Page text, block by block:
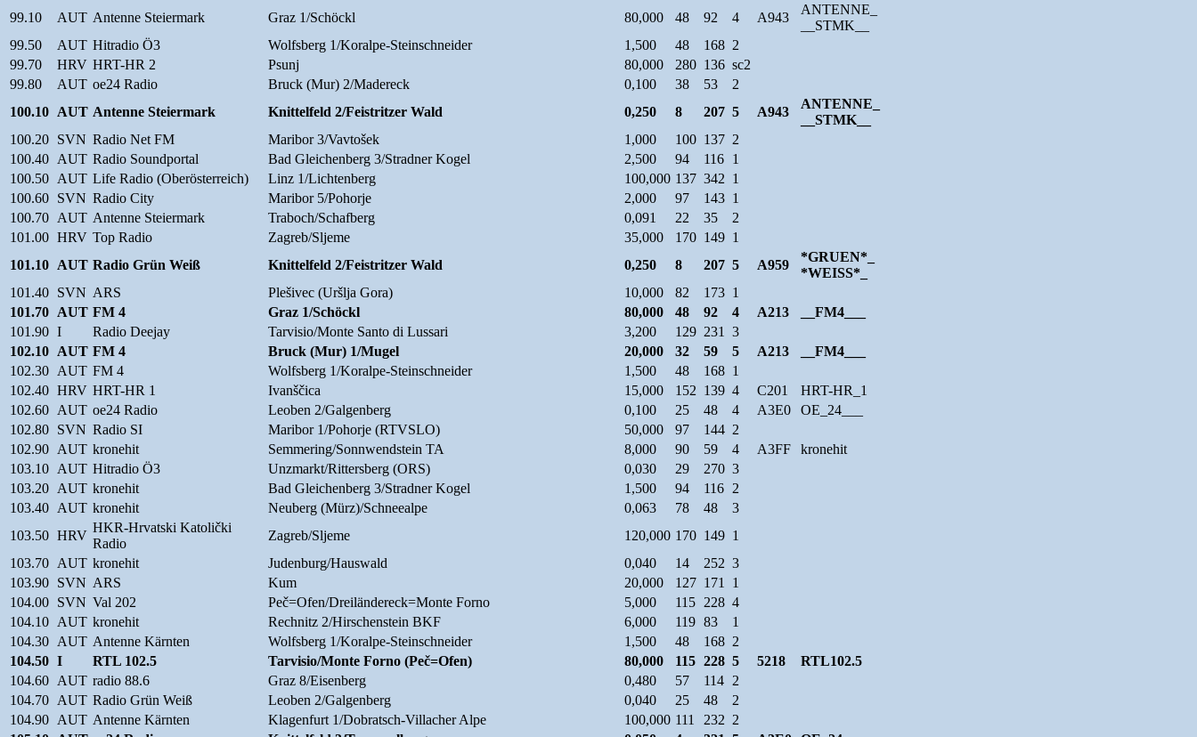
99.10
AUT Antenne Steiermark Graz 1/Schöckl 80,000 48 92 4 A943
ANTENNE_
__STMK__
99.50
AUT Hitradio Ö3 Wolfsberg 1/Koralpe-Steinschneider 1,500 48 168 2
99.70
HRV HRT-HR 2 Psunj 80,000 280 136 sc2
99.80
AUT oe24 Radio Bruck (Mur) 2/Madereck 0,100 38 53
2
100.10 AUT Antenne Steiermark Knittelfeld 2/Feistritzer Wald 0,250 8 207 5 A943
ANTENNE_
__STMK__
100.20 SVN Radio Net FM Maribor 3/Vavtošek 1,000 100 137 2
100.40 AUT Radio Soundportal Bad Gleichenberg 3/Stradner Kogel 2,500 94 116 1
100.50 AUT Life Radio (Oberösterreich) Linz 1/Lichtenberg 100,000 137 342 1
100.60 SVN Radio City Maribor 5/Pohorje 2,000 97 143 1
100.70 AUT Antenne Steiermark Traboch/Schafberg 0,091 22 35
2
101.00 HRV Top Radio Zagreb/Sljeme 35,000 170 149 1
101.10 AUT Radio Grün Weiß Knittelfeld 2/Feistritzer Wald 0,250 8 207 5 A959
*GRUEN*_
*WEISS*_
101.40 SVN ARS Plešivec (Uršlja Gora) 10,000 82 173 1
101.70 AUT FM 4 Graz 1/Schöckl 80,000 48 92 4 A213
__FM4___
101.90 I Radio Deejay Tarvisio/Monte Santo di Lussari 3,200 129 231
3
102.10 AUT FM 4 Bruck (Mur) 1/Mugel 20,000 32 59 5 A213
__FM4___
102.30 AUT FM 4 Wolfsberg 1/Koralpe-Steinschneider 1,500 48 168 1
102.40 HRV HRT-HR 1 Ivanščica 15,000 152 139 4 C201
HRT-HR_1
102.60 AUT oe24 Radio Leoben 2/Galgenberg 0,100 25 48 4 A3E0
OE_24___
102.80 SVN Radio SI Maribor 1/Pohorje (RTVSLO) 50,000 97 144 2
102.90 AUT kronehit Semmering/Sonnwendstein TA 8,000 90 59 4 A3FF
kronehit
103.10 AUT Hitradio Ö3 Unzmarkt/Rittersberg (ORS) 0,030 29 270 3
103.20 AUT kronehit Bad Gleichenberg 3/Stradner Kogel 1,500 94 116 2
103.40 AUT kronehit Neuberg (Mürz)/Schneealpe 0,063 78 48
3
103.50 HRV
HKR-Hrvatski Katolički
Radio
Zagreb/Sljeme 120,000 170 149 1
103.70 AUT kronehit Judenburg/Hauswald 0,040 14 252 3
103.90 SVN ARS Kum 20,000 127 171
1
104.00 SVN Val 202 Peč=Ofen/Dreiländereck=Monte Forno 5,000 115 228 4
104.10 AUT kronehit Rechnitz 2/Hirschenstein BKF 6,000 119 83
1
104.30 AUT Antenne Kärnten Wolfsberg 1/Koralpe-Steinschneider 1,500 48 168 2
104.50 I RTL 102.5 Tarvisio/Monte Forno (Peč=Ofen) 80,000 115 228 5 5218
RTL102.5
104.60 AUT radio 88.6 Graz 8/Eisenberg 0,480 57 114 2
104.70 AUT Radio Grün Weiß Leoben 2/Galgenberg 0,040 25 48
2
104.90 AUT Antenne Kärnten Klagenfurt 1/Dobratsch-Villacher Alpe 100,000 111 232 2